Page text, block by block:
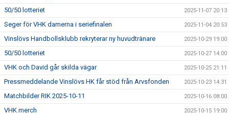
50/50 lotteriet 2025-11-07 20:13
Seger för VHK damerna i seriefinalen 2025-11-04 20:53
Vinslövs Handbollsklubb rekryterar ny huvudtränare 2025-10-29 19:00
50/50 lotteriet 2025-10-27 14:00
VHK och David går skilda vägar 2025-10-25 21:11
Pressmeddelande Vinslövs HK får stöd från Arvsfonden 2025-10-23 14:31
Matchbilder RIK 2025-10-11 2025-10-16 08:00
VHK merch 2025-10-15 19:00